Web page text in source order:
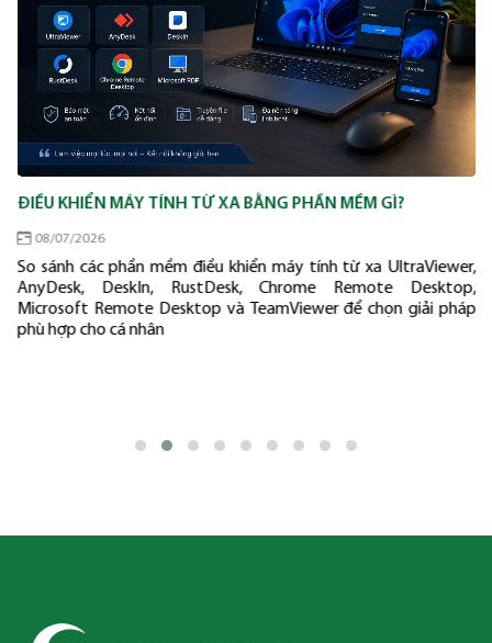
ĐIỀU KHIỂN MÁY TÍNH TỪ XA BẰNG PHẦN MỀM GÌ?
08/07/2026
So sánh các phần mềm điều khiển máy tính từ xa UltraViewer,
AnyDesk, DeskIn, RustDesk, Chrome Remote Desktop,
Microsoft Remote Desktop và TeamViewer để chọn giải pháp
phù hợp cho cá nhân